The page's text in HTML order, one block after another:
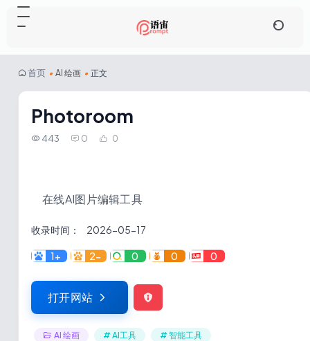
首页 • AI 绘画 • 正文
Photoroom
443 0 0
在线AI图片编辑工具
收录时间： 2026-05-17
1+ 2- 0 0 0
打开网站
AI 绘画 # AI工具 # 智能工具